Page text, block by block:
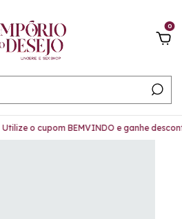
0
Utilize o cupom BEMVINDO e ganhe